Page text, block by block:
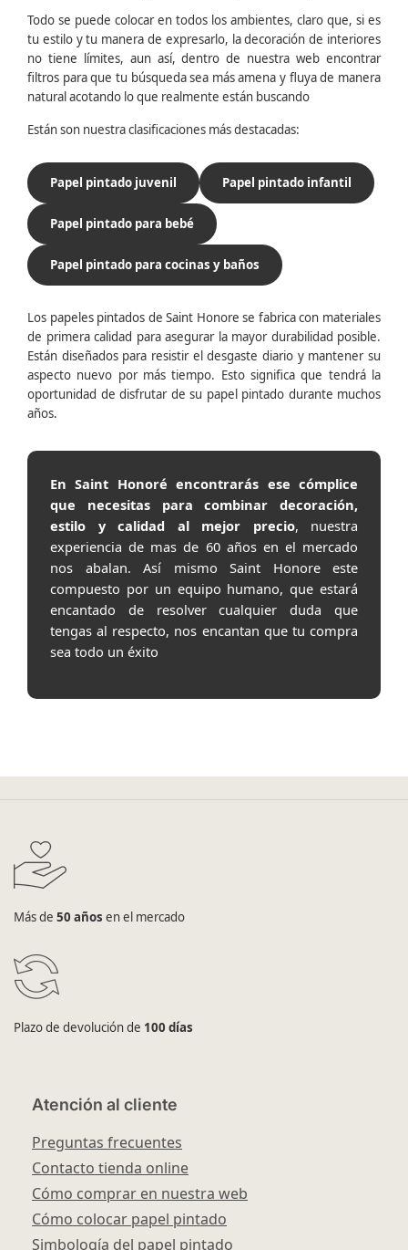
Todo se puede colocar en todos los ambientes, claro que, si es
tu estilo y tu manera de expresarlo, la decoración de interiores
no tiene límites, aun así, dentro de nuestra web encontrar
filtros para que tu búsqueda sea más amena y fluya de manera
natural acotando lo que realmente están buscando
Están son nuestra clasificaciones más destacadas:
Papel pintado juvenil Papel pintado infantil
Papel pintado para bebé
Papel pintado para cocinas y baños
Los papeles pintados de Saint Honore se fabrica con materiales
de primera calidad para asegurar la mayor durabilidad posible.
Están diseñados para resistir el desgaste diario y mantener su
aspecto nuevo por más tiempo. Esto significa que tendrá la
oportunidad de disfrutar de su papel pintado durante muchos
años.
En Saint Honoré encontrarás ese cómplice
que necesitas para combinar decoración,
estilo y calidad al mejor precio, nuestra
experiencia de mas de 60 años en el mercado
nos abalan. Así mismo Saint Honore este
compuesto por un equipo humano, que estará
encantado de resolver cualquier duda que
tengas al respecto, nos encantan que tu compra
sea todo un éxito
Más de 50 años en el mercado
Plazo de devolución de 100 días
Atención al cliente
Preguntas frecuentes
Contacto tienda online
Cómo comprar en nuestra web
Cómo colocar papel pintado
Simbología del papel pintado